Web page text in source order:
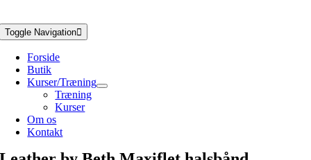
Toggle Navigation
Forside
Butik
Kurser/Træning
Træning
Kurser
Om os
Kontakt